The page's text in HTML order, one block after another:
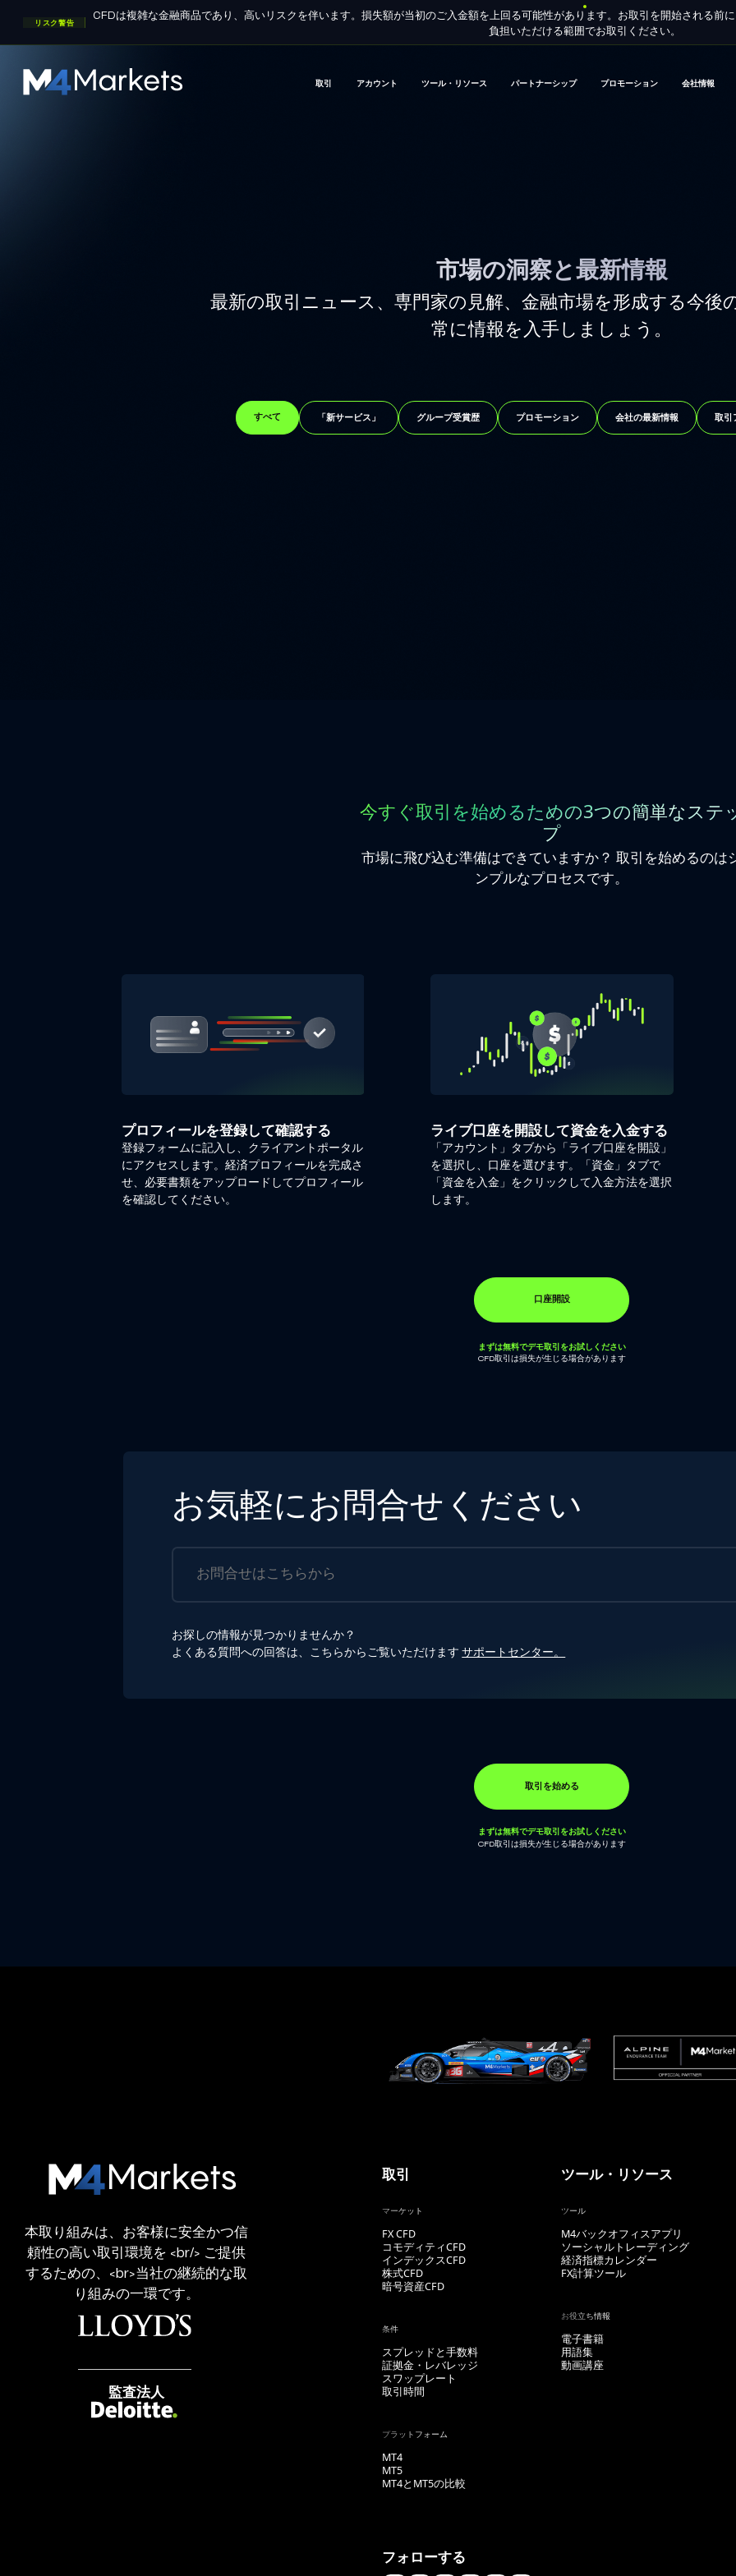
グループライセンス: CYSEC DFSA
リスク警告
CFDは複雑な金融商品であり、高いリスクを伴います。損失額が当初のご入金額を上回る可能性があります。お取引を開始される前
負担いただける範囲でお取引ください。
M4Markets
取引 アカウント ツール・リソース パートナーシップ プロモーション 会社情報
市場の洞察と最新情報
最新の取引ニュース、専門家の見解、金融市場を形成する今後
常に情報を入手しましょう。
すべて 「新サービス」 グループ受賞歴 プロモーション 会社の最新情報 取引
今すぐ取引を始めるための3つの簡単なステ
プ
市場に飛び込む準備はできていますか？ 取引を始めるのは
ンプルなプロセスです。
プロフィールを登録して確認する
登録フォームに記入し、クライアントポータル
にアクセスします。経済プロフィールを完成さ
せ、必要書類をアップロードしてプロフィール
を確認してください。
ライブ口座を開設して資金を入金する
「アカウント」タブから「ライブ口座を開設」
を選択し、口座を選びます。「資金」タブで
「資金を入金」をクリックして入金方法を選択
します。
口座開設
まずは無料でデモ取引をお試しください
CFD取引は損失が生じる場合があります
お気軽にお問合せください
お探しの情報が見つかりませんか？
よくある質問への回答は、こちらからご覧いただけますサポートセンター。
取引を始める
まずは無料でデモ取引をお試しください
CFD取引は損失が生じる場合があります
Trading
Regulated
Broker
本取り組みは、お客様に安全かつ信
頼性の高い取引環境を <br/> ご提供
するための、<br>当社の継続的な取
り組みの一環です。
監査法人
取引
マーケット
FX CFD
コモディティCFD
インデックスCFD
株式CFD
暗号資産CFD
条件
スプレッドと手数料
証拠金・レバレッジ
スワップレート
取引時間
プラットフォーム
MT4
MT5
MT4とMT5の比較
ツール・リソース
ツール
M4バックオフィスアプリ
ソーシャルトレーディング
経済指標カレンダー
FX計算ツール
お役立ち情報
電子書籍
用語集
動画講座
フォローする